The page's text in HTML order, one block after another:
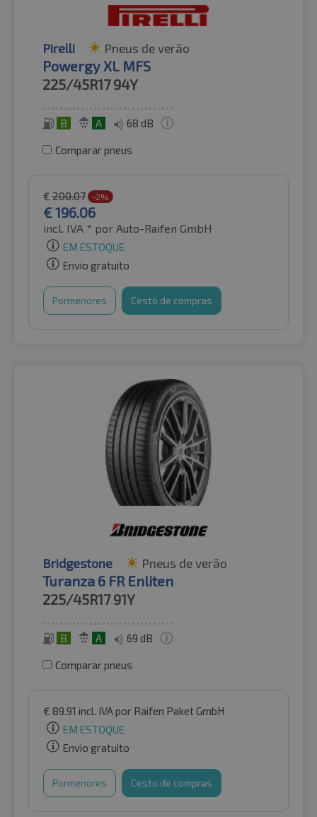
Pirelli Pneus de verão
Powergy XL MFS
225/45R17 94Y
B A 68 dB
Comparar pneus
€ 200.07 -2%
€196.06
incl. IVA * por Auto-Raifen GmbH
EM ESTOQUE
Envio gratuito
Pormenores Cesto de compras
Bridgestone Pneus de verão
Turanza 6 FR Enliten
225/45R17 91Y
B A 69 dB
Comparar pneus
€ 89.91 incl. IVApor Raifen Paket GmbH
EM ESTOQUE
Envio gratuito
Pormenores Cesto de compras